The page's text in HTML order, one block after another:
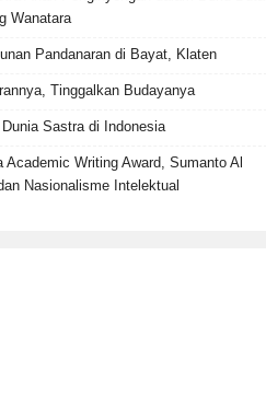
Wanatara
Pandanaran di Bayat, Klaten
Tinggalkan Budayanya
Sastra di Indonesia
Academic Writing Award, Sumanto Al
Nasionalisme Intelektual